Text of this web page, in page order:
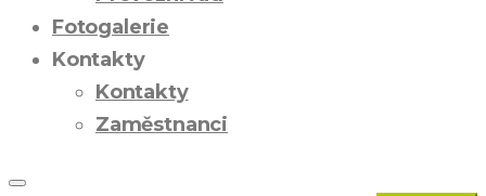
Fotogalerie
Kontakty
Kontakty
Zaměstnanci